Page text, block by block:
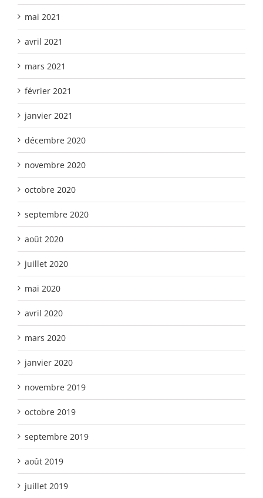
mai 2021
avril 2021
mars 2021
février 2021
janvier 2021
décembre 2020
novembre 2020
octobre 2020
septembre 2020
août 2020
juillet 2020
mai 2020
avril 2020
mars 2020
janvier 2020
novembre 2019
octobre 2019
septembre 2019
août 2019
juillet 2019